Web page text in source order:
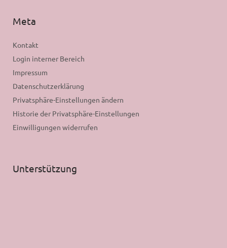
Meta
Kontakt
Login interner Bereich
Impressum
Datenschutzerklärung
Privatsphäre-Einstellungen ändern
Historie der Privatsphäre-Einstellungen
Einwilligungen widerrufen
Unterstützung